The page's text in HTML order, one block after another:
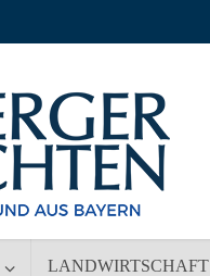
LANDWIRTSCHAFT